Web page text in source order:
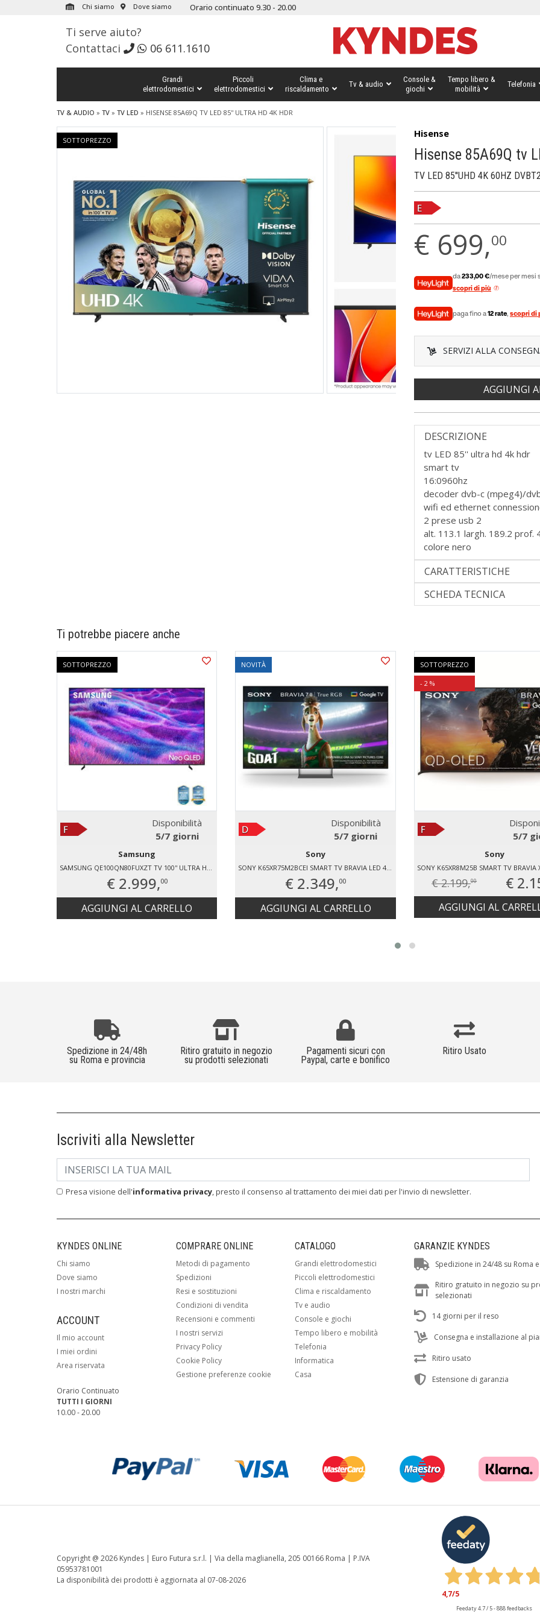
Chi siamo Dove siamo Orario continuato 9.30 - 20.00
Ti serve aiuto?
Contattaci
06 611.1610
Grandi
elettrodomestici
Piccoli
elettrodomestici
Clima e
riscaldamento
Tv & audio
Console &
giochi
Tempo libero &
mobilità
Telefonia
TV & AUDIO » TV» TV LED » HISENSE 85A69Q TV LED 85'' ULTRA HD 4K HDR
SOTTOPREZZO
Hisense
Hisense 85A69Q tv
TV LED 85''UHD 4K 60HZ
€ 699,00
da233,00 €/mese per mesi
scopri di più
paga fino a12 rate, scopri di
SERVIZI ALLA
AGGIUNGI
DESCRIZIONE
tv LED 85'' ultra hd 4k hdr
smart tv
16:0960hz
decoder dvb-c (mpeg4)/
wifi ed ethernet
2 prese usb 2
alt. 113.1 largh. 189.2 prof.
colore nero
CARATTERISTICHE
SCHEDA TECNICA
Ti potrebbe piacere anche
SOTTOPREZZO
Disponibilità
5/7 giorni
Samsung
SAMSUNG QE100QN80FUXZT TV 100'' ULTRA HD 4K HDR
€ 2.999,00
AGGIUNGI AL CARRELLO
NOVITÀ
Disponibilità
5/7 giorni
Sony
SONY K65XR75M2BCEI SMART TV BRAVIA LED 4K 65" K65XR75M2B.CEI
€ 2.349,00
AGGIUNGI AL CARRELLO
SOTTOPREZZO
- 2 %
5/7
Sony
€ 2.199,00 €
AGGIUNGI AL
Spedizione in 24/48h
su Roma e provincia
Ritiro gratuito in negozio
su prodotti selezionati
Pagamenti sicuri con
Paypal, carte e bonifico
Ritiro Usato
Iscriviti alla Newsletter
Presa visione dell'informativa privacy, presto il consenso al trattamento dei miei dati per l'invio di newsletter.
KYNDES ONLINE
Chi siamo
Dove siamo
I nostri marchi
ACCOUNT
Il mio account
I miei ordini
Area riservata
Orario Continuato
TUTTI I GIORNI
10.00 - 20.00
COMPRARE ONLINE
Metodi di pagamento
Spedizioni
Resi e sostituzioni
Condizioni di vendita
Recensioni e commenti
I nostri servizi
Privacy Policy
Cookie Policy
Gestione preferenze cookie
CATALOGO
Grandi elettrodomestici
Piccoli elettrodomestici
Clima e riscaldamento
Tv e audio
Console e giochi
Tempo libero e mobilità
Telefonia
Informatica
Casa
GARANZIE KYNDES
Spedizione in 24/48 su Roma
Ritiro gratuito in negozio su
selezionati
14 giorni per il reso
Consegna e installazione al
Ritiro usato
Estensione di garanzia
Copyright @ 2026 Kyndes | Euro Futura s.r.l. | Via della maglianella, 205 00166 Roma | P.IVA
05953781001
La disponibilità dei prodotti è aggiornata al 07-08-2026
4,7/5
Feedaty4.7/ 5-888feedbacks